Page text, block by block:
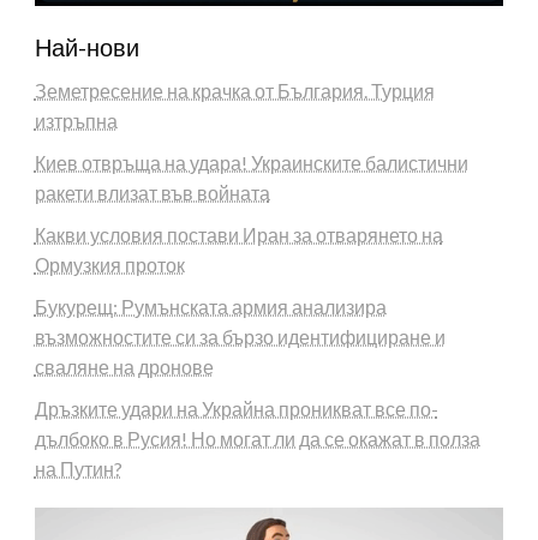
Най-нови
Земетресение на крачка от България. Турция
изтръпна
Киев отвръща на удара! Украинските балистични
ракети влизат във войната
Какви условия постави Иран за отварянето на
Ормузкия проток
Букурещ: Румънската армия анализира
възможностите си за бързо идентифициране и
сваляне на дронове
Дръзките удари на Украйна проникват все по-
дълбоко в Русия! Но могат ли да се окажат в полза
на Путин?